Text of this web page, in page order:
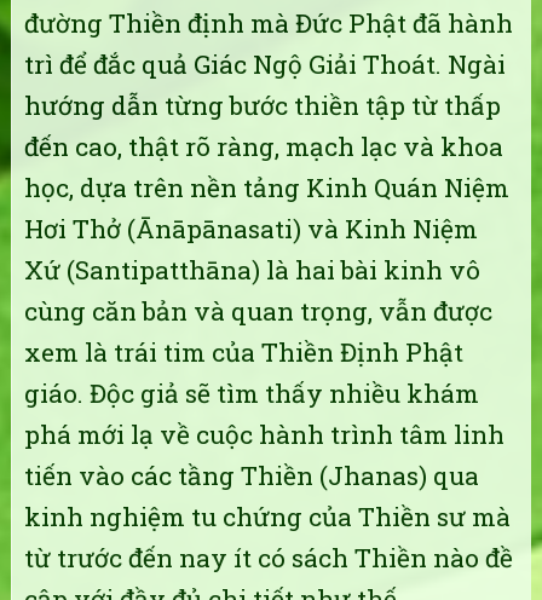
đường Thiền định mà Đức Phật đã hành
trì để đắc quả Giác Ngộ Giải Thoát. Ngài
hướng dẫn từng bước thiền tập từ thấp
đến cao, thật rõ ràng, mạch lạc và khoa
học, dựa trên nền tảng Kinh Quán Niệm
Hơi Thở (Ānāpānasati) và Kinh Niệm
Xứ (Santipatthāna) là hai bài kinh vô
cùng căn bản và quan trọng, vẫn được
xem là trái tim của Thiền Định Phật
giáo. Độc giả sẽ tìm thấy nhiều khám
phá mới lạ về cuộc hành trình tâm linh
tiến vào các tầng Thiền (Jhanas) qua
kinh nghiệm tu chứng của Thiền sư mà
từ trước đến nay ít có sách Thiền nào đề